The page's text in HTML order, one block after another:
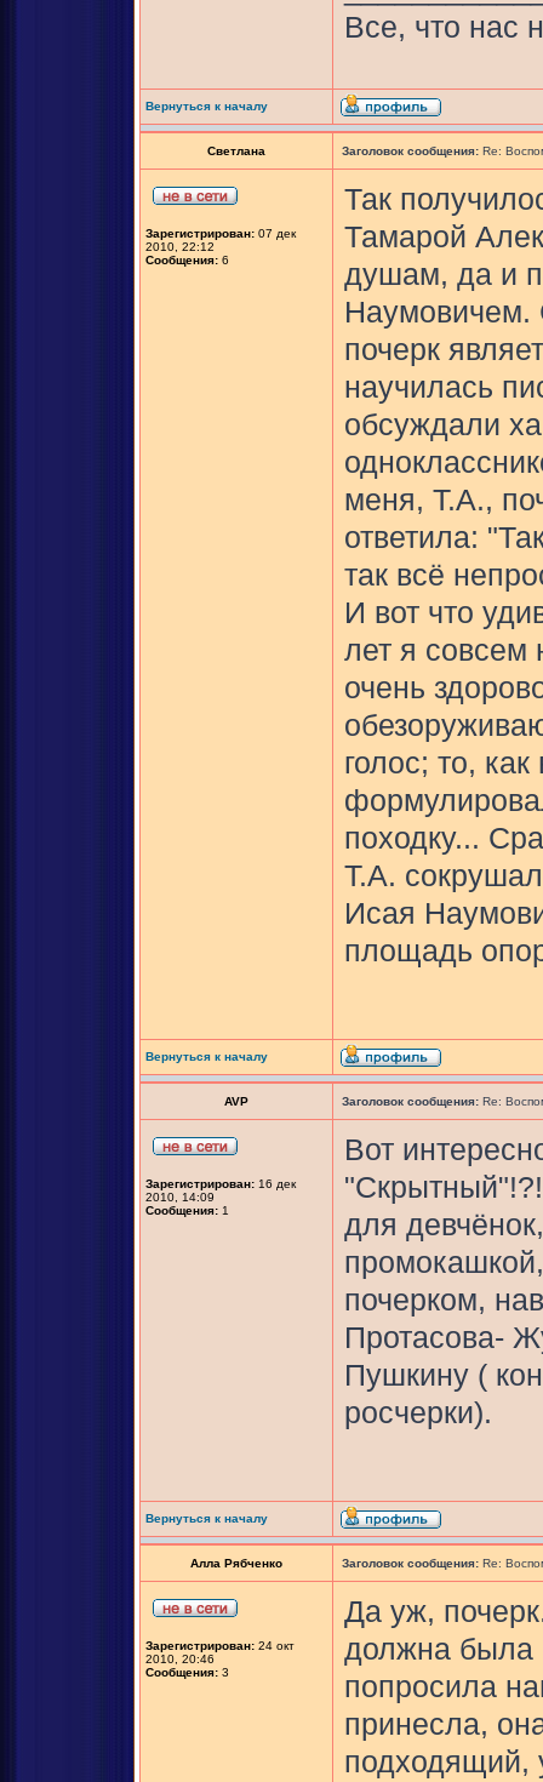
Все, что нас
Вернуться к началу
Светлана Заголовок сообщения: Re:
Зарегистрирован: 07 дек
2010, 22:12
Сообщения: 6
Так
Тамарой
душам, да и
Наумовичем.
почерк
научилась
обсуждали
меня, Т.А.,
ответила:
так всё
И вот что
лет я совсем
очень
голос; то,
походку...
Т.А.
Исая
площадь
Вернуться к началу
AVP Заголовок сообщения: Re:
Зарегистрирован: 16 дек
2010, 14:09
Сообщения: 1
Вот
для
почерком,
Протасова-
Пушкину (
росчерки).
Вернуться к началу
Алла Рябченко Заголовок сообщения: Re:
Зарегистрирован: 24 окт
2010, 20:46
Сообщения: 3
Да уж,
должна была
попросила
принесла,
подходящий,